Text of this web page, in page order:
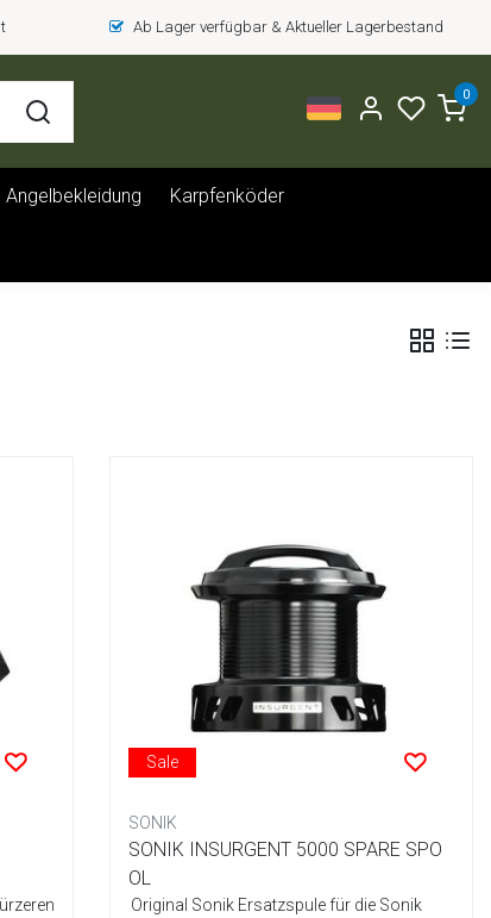
Ab Lager verfügbar & Aktueller Lagerbestand
0
Angelbekleidung Karpfenköder
Sale
SONIK
SONIK INSURGENT 5000 SPARE SPO
OL
Original Sonik Ersatzspule für die Sonik